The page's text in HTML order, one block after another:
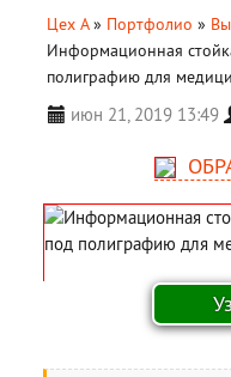
Цех А» Портфолио »
Информационная
полиграфию для
июн 21, 2019 13:49